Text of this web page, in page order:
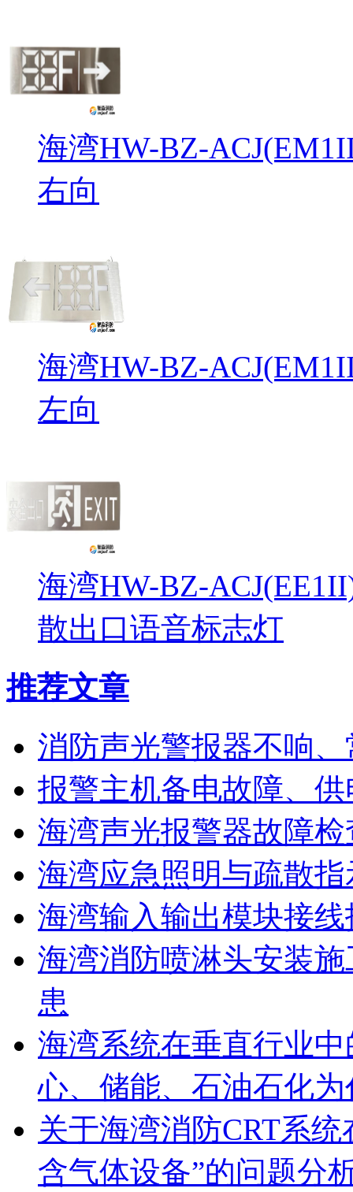
海湾HW-BZ-
右向
海湾HW-BZ-
左向
海湾HW-BZ-
散出口语音标志灯
推荐文章
消防声光警报器不响
报警主机备电故障、
海湾声光报警器故障
海湾应急照明与疏散
海湾输入输出模块接
海湾消防喷淋头安装
患
海湾系统在垂直行业
心、储能、石油石化
关于海湾消防CRT系
含气体设备”的问题分